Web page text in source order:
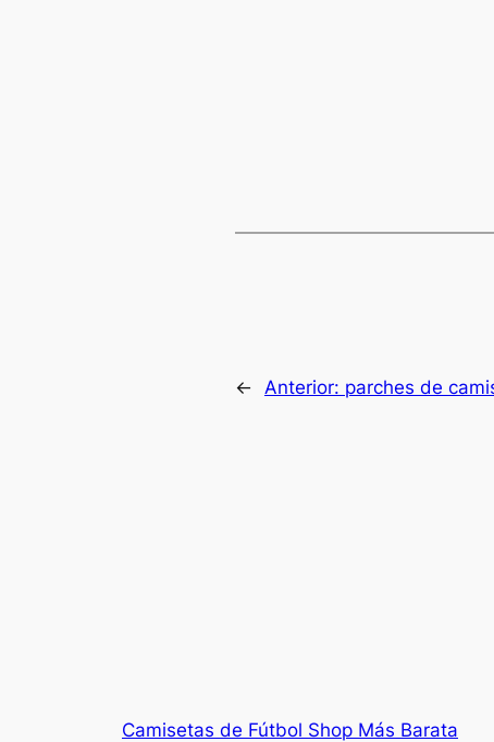
← Anterior: parches de
Camisetas de Fútbol Shop Más Barata